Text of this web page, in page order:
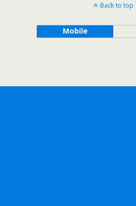
Back to top
Mobile